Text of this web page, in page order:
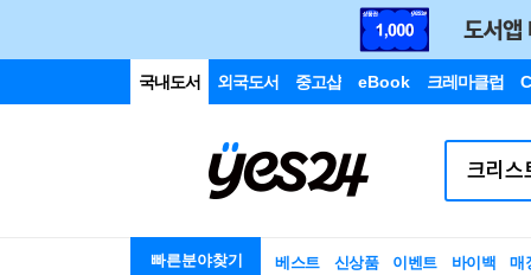
국내도서 외국도서 중고샵 eBook 크레마클럽
빠른분야찾기 베스트 신상품 이벤트 바이백 매